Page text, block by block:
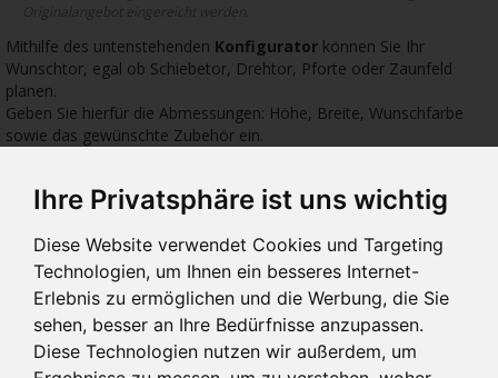
Ihre Privatsphäre ist uns wichtig
Diese Website verwendet Cookies und Targeting
Technologien, um Ihnen ein besseres Internet-
Erlebnis zu ermöglichen und die Werbung, die Sie
sehen, besser an Ihre Bedürfnisse anzupassen.
Diese Technologien nutzen wir außerdem, um
Originalangebot eingereicht werden.
Mithilfe des untenstehenden Konfigurator können Sie Ihr
Wunschtor, egal ob Schiebetor, Drehtor, Pforte oder Zaunfeld
planen.
Geben Sie hierfür die Abmessungen: Höhe, Breite, Wunschfarbe
sowie das gewünschte Zubehör ein.
10.21
PFORTEN 10.21
864 €
10.01
PFORTEN 10.01
591 €